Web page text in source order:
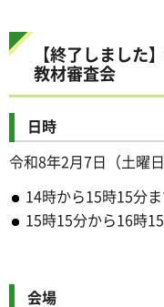
【終了しました
教材審査会
日時
令和8年2月7日（土曜日
14時から15時15分
15時15分から16時
会場